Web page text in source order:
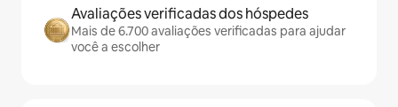
Avaliações verificadas dos hóspedes
Mais de 6.700 avaliações verificadas para ajudar
você a escolher